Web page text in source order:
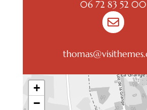
06 72 83 52 00

+
−